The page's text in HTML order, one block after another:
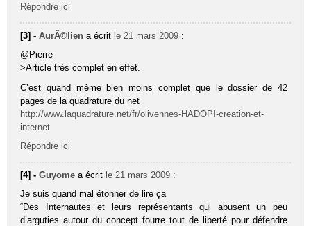
Répondre ici
[3] -AurÃ©lien a écrit le 21 mars 2009 :
@Pierre
>Article très complet en effet.
C’est quand même bien moins complet que le dossier de 42
pages de la quadrature du net
http://www.laquadrature.net/fr/olivennes-HADOPI-creation-et-
internet
Répondre ici
[4] -Guyome a écrit le 21 mars 2009 :
Je suis quand mal étonner de lire ça
“Des Internautes et leurs représentants qui abusent un peu
d’arguties autour du concept fourre tout de liberté pour défendre